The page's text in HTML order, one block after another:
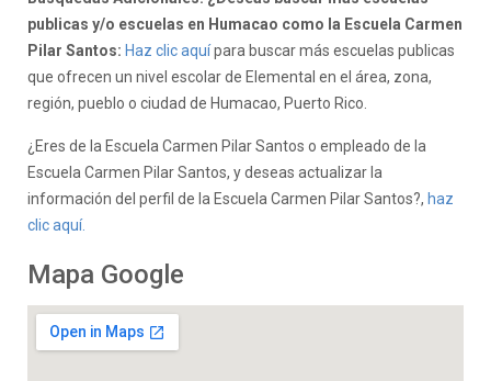
publicas y/o escuelas en Humacao como la Escuela Carmen
Pilar Santos: Haz clic aquípara buscar más escuelas publicas
que ofrecen un nivel escolar de Elemental en el área, zona,
región, pueblo o ciudad de Humacao, Puerto Rico.
¿Eres de la Escuela Carmen Pilar Santos o empleado de la
Escuela Carmen Pilar Santos, y deseas actualizar la
información del perfil de la Escuela Carmen Pilar Santos?, haz
clic aquí.
Mapa Google